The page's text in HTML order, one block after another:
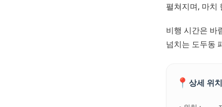
펼쳐지며, 마치
비행 시간은 바
넘치는 도두동
📍 상세 위